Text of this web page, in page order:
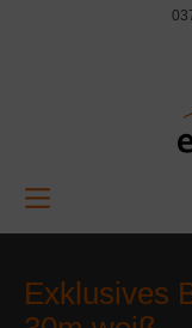
Exklusives